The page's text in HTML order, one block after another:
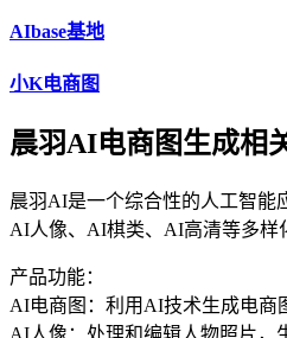
AIbase基地
小K电商图
晨羽AI电商图生成相
晨羽AI是一个综合性的人工智能
AI人像、AI棋类、AI高清等多样
产品功能：
AI电商图：利用AI技术生成电商